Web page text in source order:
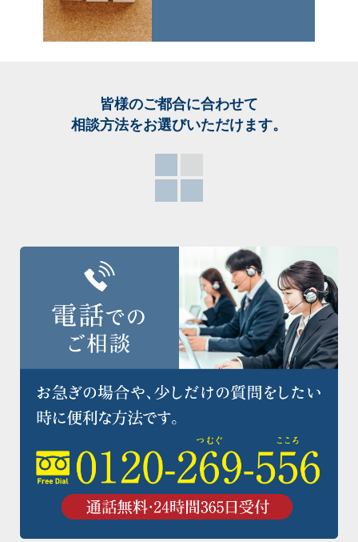
皆様のご都合に合わせて
相談方法をお選びいただけます。